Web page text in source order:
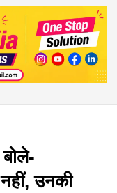
बोले-
उनकी